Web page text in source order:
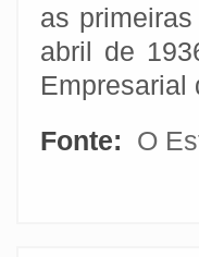
as
abril de
Empresarial
Fonte:
O